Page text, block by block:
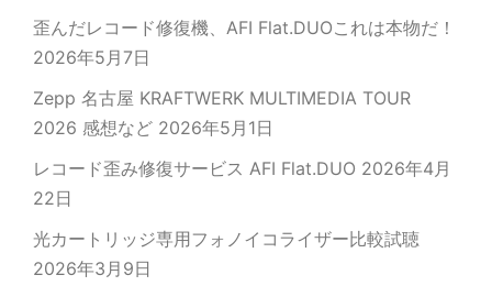
歪んだレコード修復機、AFI Flat.DUOこれは本物だ！
2026年5月7日
Zepp 名古屋 KRAFTWERK MULTIMEDIA TOUR
2026 感想など 2026年5月1日
レコード歪み修復サービス AFI Flat.DUO 2026年4月
22日
光カートリッジ専用フォノイコライザー比較試聴
2026年3月9日